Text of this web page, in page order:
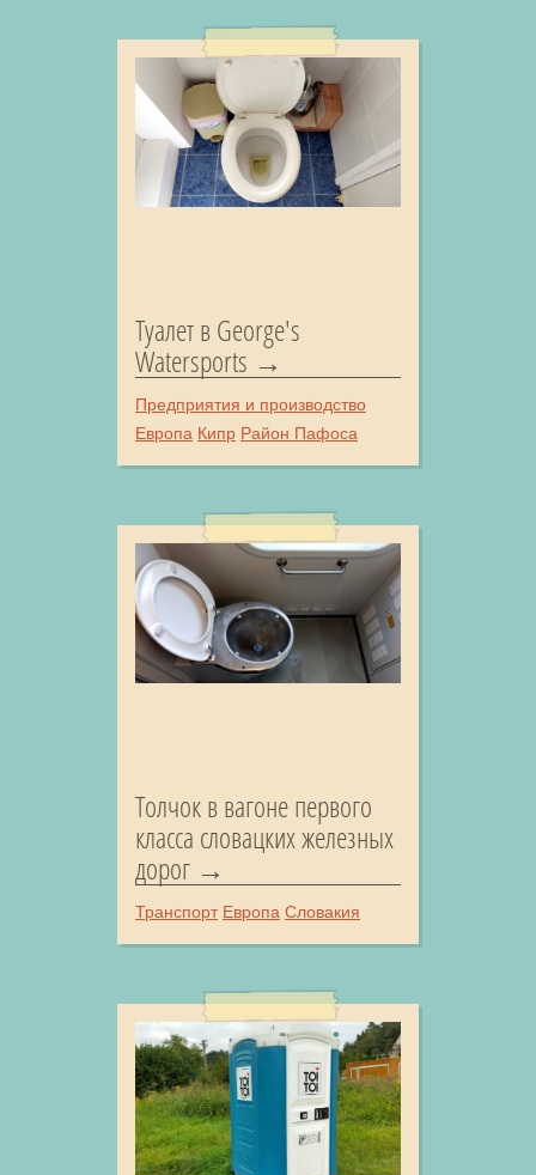
Туалет в George's
Watersports
Предприятия и производство
Европа Кипр Район Пафоса
Толчок в вагоне первого
класса словацких железных
дорог
Транспорт Европа Словакия